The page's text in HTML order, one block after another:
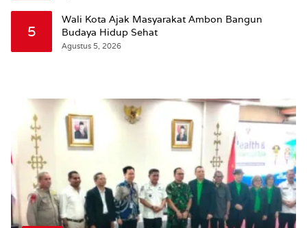
5
Wali Kota Ajak Masyarakat Ambon Bangun
Budaya Hidup Sehat
Agustus 5, 2026